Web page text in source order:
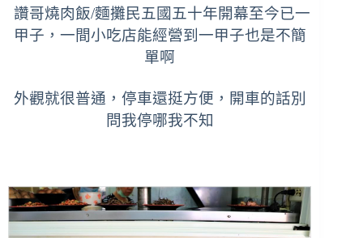
讚哥燒肉飯/麵攤民五國五十年開幕至今已一
甲子， 一間小吃店能經營到一甲子也是不簡
單啊
外觀就很普通，停車還挺方便，開車的話別
問我停哪我不知